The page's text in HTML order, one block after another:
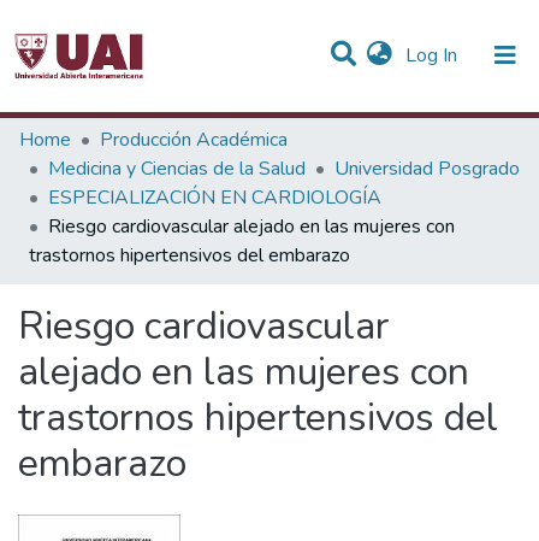
Log In (current)
Statistics
Communities & Collections
All of DSpace
Home
Producción Académica
Medicina y Ciencias de la Salud
Universidad Posgrado
ESPECIALIZACIÓN EN CARDIOLOGÍA
Riesgo cardiovascular alejado en las mujeres con
trastornos hipertensivos del embarazo
Riesgo cardiovascular
alejado en las mujeres con
trastornos hipertensivos del
embarazo